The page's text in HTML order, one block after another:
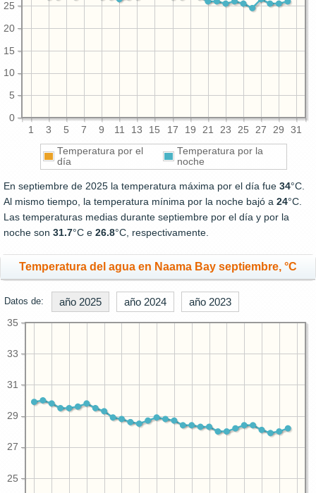
1 3 5 7 9 11 13 15 17 19 21 23 25 27 29 31
0
5
10
15
20
25
Temperatura por el
día
Temperatura por la
noche
En septiembre de 2025 la temperatura máxima por el día fue 34°C.
Al mismo tiempo, la temperatura mínima por la noche bajó a 24°C.
Las temperaturas medias durante septiembre por el día y por la
noche son 31.7°C e 26.8°C, respectivamente.
Temperatura del agua en Naama Bay septiembre, °C
Datos de: año 2025 año 2024 año 2023
25
27
29
31
33
35